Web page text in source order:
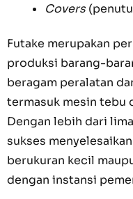
Covers
Futake merupakan
produksi barang-
beragam peralatan
termasuk mesin tebu
Dengan lebih dari
sukses
berukuran kecil
dengan instansi